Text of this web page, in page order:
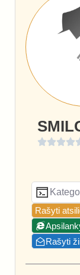
Rašyti
Rašyti